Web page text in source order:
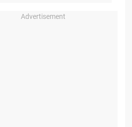
Advertisement